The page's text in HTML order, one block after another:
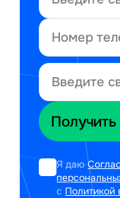
Я даю
с Политикой